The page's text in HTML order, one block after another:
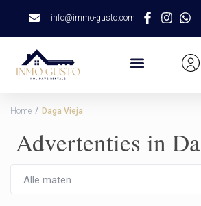
info@immo-gusto.com
Home Daga Vieja
Advertenties in
Alle maten